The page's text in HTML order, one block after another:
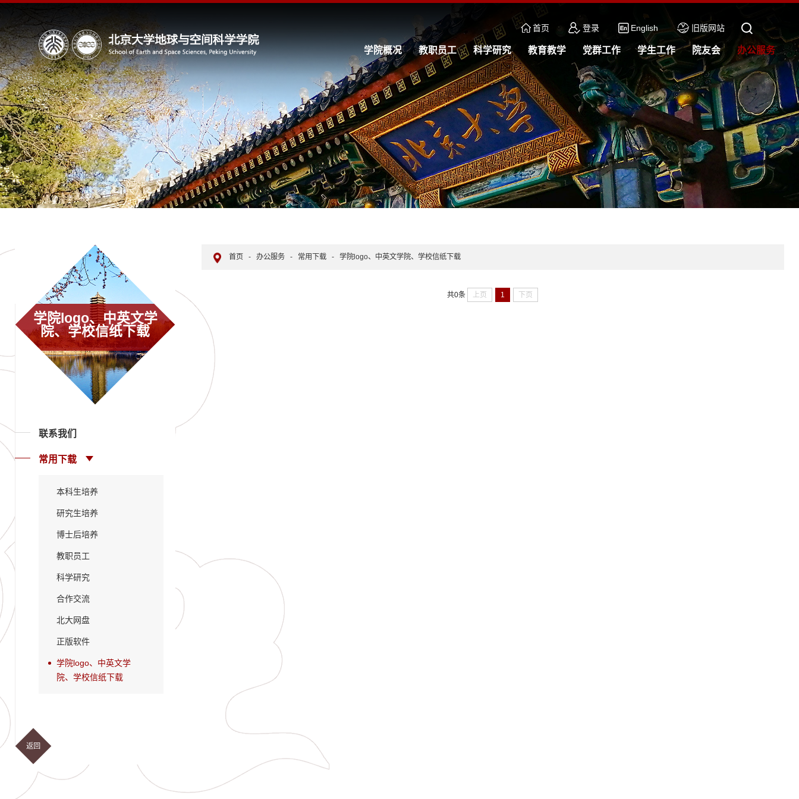
首页 登录 English 旧版网站
学院概况 教职员工 科学研究 教育教学 党群工作 学生工作 院友会 办公服务
学院logo、中英文学
院、学校信纸下载
联系我们
常用下载
本科生培养
研究生培养
博士后培养
教职员工
科学研究
合作交流
北大网盘
正版软件
学院logo、中英文学
院、学校信纸下载
返回
首页 - 办公服务 - 常用下载 - 学院logo、中英文学院、学校信纸下载
共0条 上页 1 下页